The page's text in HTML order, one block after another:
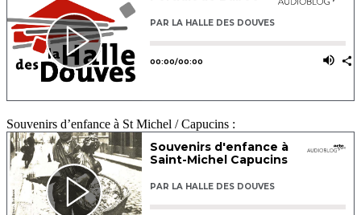
Souvenirs d’enfance à St Michel / Capucins :